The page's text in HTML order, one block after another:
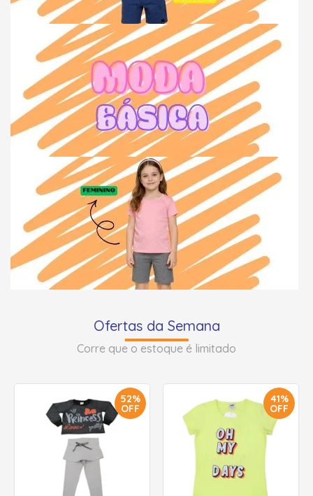
Ofertas da Semana
Corre que o estoque é limitado
52%
OFF
41%
OFF